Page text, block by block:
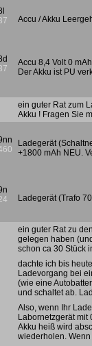
Accu / Akku
Accu 8,4 Volt 0
Der Akku ist PU
ein guter Rat zum
Akku ! Fragen Sie
Ladegerät
+1800 mAh NEU.
Ladegerät (Trafo
ein guter Rat zu
gelegen haben
schon ca 30 Stück
dachte ich bis
Ladevorgang bei
(wie eine
und schaltet ab.
Also, wenn Ihr
Labornetzgerät mit
Akku heiß wird
wiederholen.